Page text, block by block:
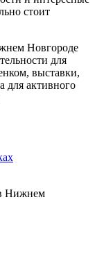
стоит
Новгороде
для
выставки,
для активного
Нижнем